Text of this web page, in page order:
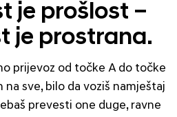
je prošlost –
je prostrana.
prijevoz od točke A do točke
na sve, bilo da voziš namještaj
prevesti one duge, ravne